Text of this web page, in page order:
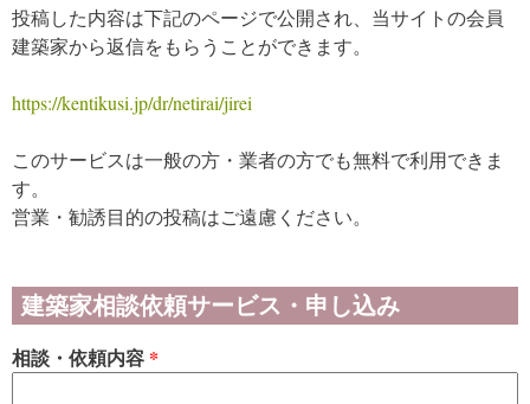
投稿した内容は下記のページで公開され、当サイトの会員
建築家から返信をもらうことができます。
https://kentikusi.jp/dr/netirai/jirei
このサービスは一般の方・業者の方でも無料で利用できま
す。
営業・勧誘目的の投稿はご遠慮ください。
建築家相談依頼サービス・申し込み
相談・依頼内容 *